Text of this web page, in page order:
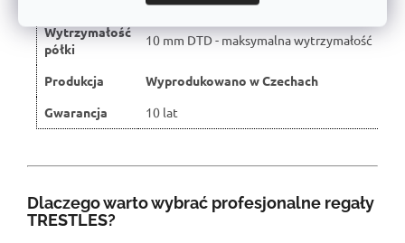
Wytrzymałość
półki
10 mm DTD - maksymalna wytrzymałość
Produkcja
Wyprodukowano w Czechach
Gwarancja
10 lat
Dlaczego warto wybrać profesjonalne regały
TRESTLES?